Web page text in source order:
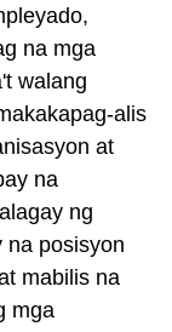
na mga
walang
alis
at
na
ng
na posisyon
mabilis na
mga